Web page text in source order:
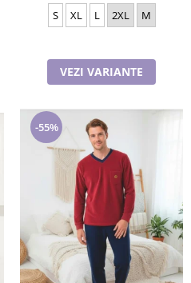
S XL L 2XL M
VEZI VARIANTE
-55%